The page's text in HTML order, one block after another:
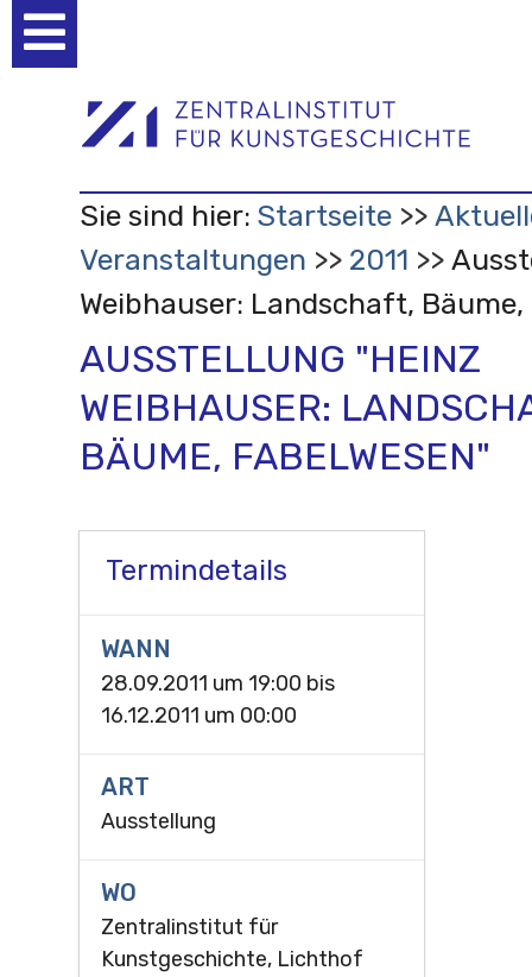
Werkzeuge
Sie sind hier: Startseite
Veranstaltungen
2011
Weibhauser: Landschaft, Bäume,
AUSSTELLUNG "HEINZ
WEIBHAUSER:
BÄUME, FABELWESEN"
Termindetails
WANN
28.09.2011 um 19:00 bis
16.12.2011 um 00:00
ART
Ausstellung
WO
Zentralinstitut für
Kunstgeschichte, Lichthof